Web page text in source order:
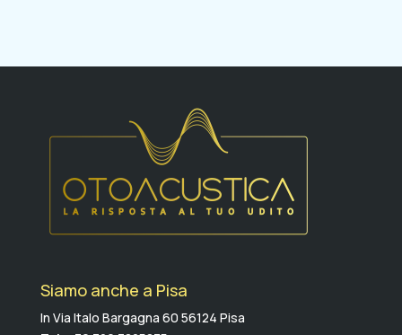
Siamo anche a Pisa
In Via Italo Bargagna 60 56124 Pisa